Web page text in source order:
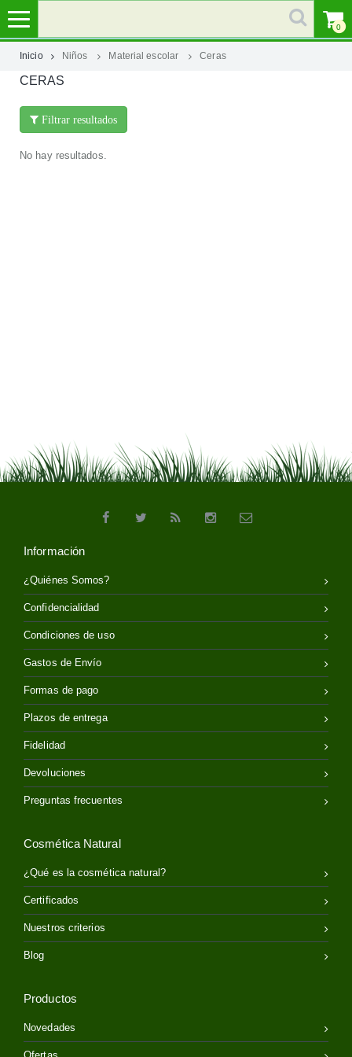
MI
0
Inicio Niños Material escolar Ceras
CERAS
Filtrar resultados
No hay resultados.
Información
¿Quiénes Somos?
Confidencialidad
Condiciones de uso
Gastos de Envío
Formas de pago
Plazos de entrega
Fidelidad
Devoluciones
Preguntas frecuentes
Cosmética Natural
¿Qué es la cosmética natural?
Certificados
Nuestros criterios
Blog
Productos
Novedades